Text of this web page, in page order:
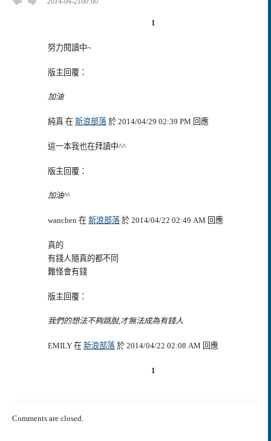
1
努力閱讀中~
版主回覆：
加油
純真 在 新浪部落 於 2014/04/29 02:39 PM 回應
這一本我也在拜讀中^^
版主回覆：
加油^^
wanchen 在 新浪部落 於 2014/04/22 02:49 AM 回應
真的
有錢人隨真的都不同
難怪會有錢
版主回覆：
我們的想法不夠跳脫,才無法成為有錢人
EMILY 在 新浪部落 於 2014/04/22 02:08 AM 回應
1
Comments are closed.